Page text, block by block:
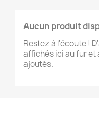
Aucun produit
Restez à l'écoute !
affichés ici au fur et
ajoutés.